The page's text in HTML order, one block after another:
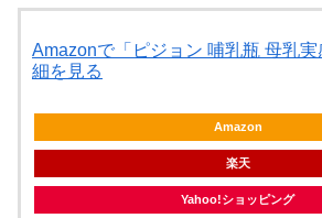
Amazonで「ピジョン 哺乳瓶 母乳
細を見る
Amazon
楽天
Yahoo!ショッピング